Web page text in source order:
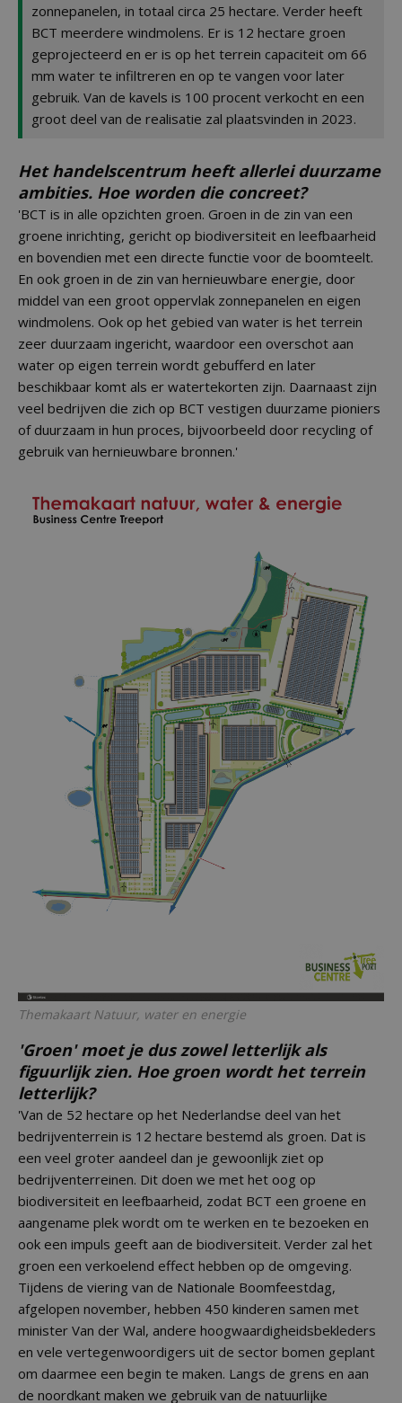
zonnepanelen, in totaal circa 25 hectare. Verder heeft
BCT meerdere windmolens. Er is 12 hectare groen
geprojecteerd en er is op het terrein capaciteit om 66
mm water te infiltreren en op te vangen voor later
gebruik. Van de kavels is 100 procent verkocht en een
groot deel van de realisatie zal plaatsvinden in 2023.
Het handelscentrum heeft allerlei duurzame
ambities. Hoe worden die concreet?
'BCT is in alle opzichten groen. Groen in de zin van een
groene inrichting, gericht op biodiversiteit en leefbaarheid
en bovendien met een directe functie voor de boomteelt.
En ook groen in de zin van hernieuwbare energie, door
middel van een groot oppervlak zonnepanelen en eigen
windmolens. Ook op het gebied van water is het terrein
zeer duurzaam ingericht, waardoor een overschot aan
water op eigen terrein wordt gebufferd en later
beschikbaar komt als er watertekorten zijn. Daarnaast zijn
veel bedrijven die zich op BCT vestigen duurzame pioniers
of duurzaam in hun proces, bijvoorbeeld door recycling of
gebruik van hernieuwbare bronnen.'
Themakaart Natuur, water en energie
'Groen' moet je dus zowel letterlijk als
figuurlijk zien. Hoe groen wordt het terrein
letterlijk?
'Van de 52 hectare op het Nederlandse deel van het
bedrijventerrein is 12 hectare bestemd als groen. Dat is
een veel groter aandeel dan je gewoonlijk ziet op
bedrijventerreinen. Dit doen we met het oog op
biodiversiteit en leefbaarheid, zodat BCT een groene en
aangename plek wordt om te werken en te bezoeken en
ook een impuls geeft aan de biodiversiteit. Verder zal het
groen een verkoelend effect hebben op de omgeving.
Tijdens de viering van de Nationale Boomfeestdag,
afgelopen november, hebben 450 kinderen samen met
minister Van der Wal, andere hoogwaardigheidsbekleders
en vele vertegenwoordigers uit de sector bomen geplant
om daarmee een begin te maken. Langs de grens en aan
de noordkant maken we gebruik van de natuurlijke